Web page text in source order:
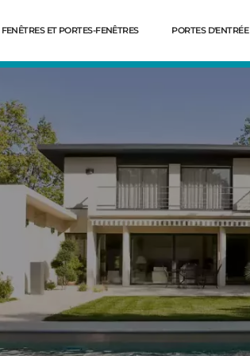
FENÊTRES ET PORTES-FENÊTRES PORTES D'ENTRÉE